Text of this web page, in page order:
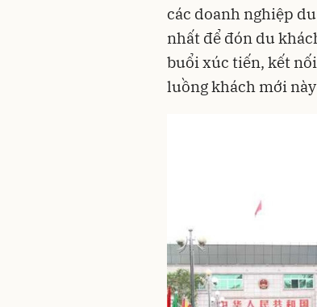
các doanh nghiệp
nhất để đón du
buổi xúc tiến, kết
luồng khách mới